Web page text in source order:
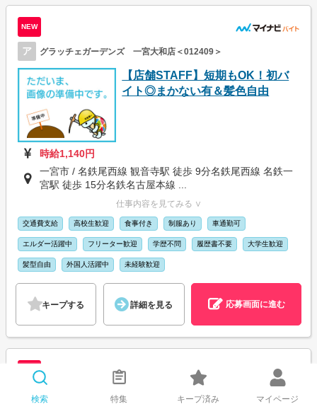
NEW
ア グラッチェガーデンズ 一宮大和店＜012409＞
【店舗STAFF】短期もOK！初バ
イト◎まかない有＆髪色自由
時給1,140円
一宮市 / 名鉄尾西線 観音寺駅 徒歩 9分名鉄尾西線 名鉄一
宮駅 徒歩 15分名鉄名古屋本線 ...
仕事内容を見てみる ∨
交通費支給 高校生歓迎 食事付き 制服あり 車通勤可
エルダー活躍中 フリーター歓迎 学歴不問 履歴書不要 大学生歓迎
髪型自由 外国人活躍中 未経験歓迎
キープする 詳細を見る 応募画面に進む
NEW
グラッチェガーデンズ 一宮大和店＜012409＞
検索 特集 キープ済み マイページ